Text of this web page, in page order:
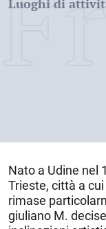
Luoghi di
Nato a Udine nel
Trieste, città a
rimase
giuliano M.